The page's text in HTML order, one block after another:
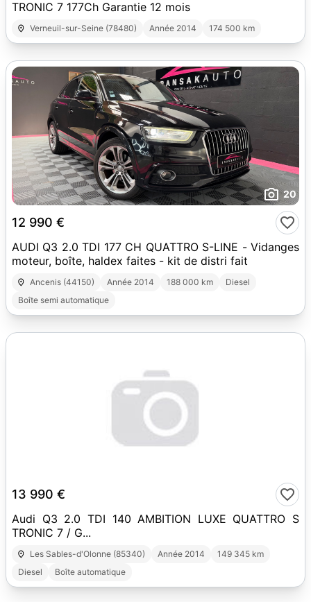
TRONIC 7 177Ch Garantie 12 mois
Verneuil-sur-Seine (78480) Année 2014 174 500 km
20
12 990 €
AUDI Q3 2.0 TDI 177 CH QUATTRO S-LINE - Vidanges
moteur, boîte, haldex faites - kit de distri fait
Ancenis (44150) Année 2014 188 000 km
Diesel
Boîte semi automatique
13 990 €
Audi Q3 2.0 TDI 140 AMBITION LUXE QUATTRO S
TRONIC 7 / G...
Les Sables-d'Olonne (85340) Année 2014
149 345 km
Diesel
Boîte automatique